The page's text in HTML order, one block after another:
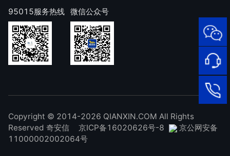
95015
网络安
全服务
热线
在线客
样本上报
奇安信天守安全软件
顽固病毒专杀工具
技术研究院
威胁情报中心
补天漏洞响应平台
公司简介
公司新闻
发展历程
进出口合规声明
95015服务热线 微信公众号
Copyright © 2014-2026 QIANXIN.COM All Rights
Reserved 奇安信
京ICP备16020626号-8
京公网安备
11000002002064号